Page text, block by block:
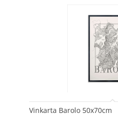
Vinkarta Barolo 50x70cm